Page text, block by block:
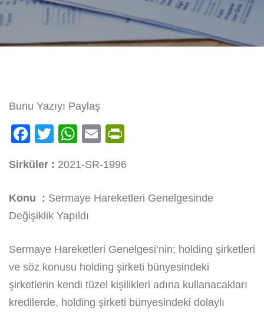
Bunu Yazıyı Paylaş
Facebook
Twitter
WhatsApp
Email
Sirküler : 2021-SR-1996
Konu : Sermaye Hareketleri Genelgesinde
Değişiklik Yapıldı
Sermaye Hareketleri Genelgesi’nin; holding şirketleri
ve söz konusu holding şirketi bünyesindeki
şirketlerin kendi tüzel kişilikleri adına kullanacakları
kredilerde, holding şirketi bünyesindeki dolaylı